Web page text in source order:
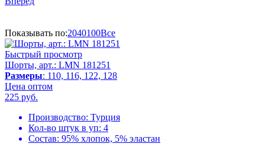
Показывать по:2040100Все
Быстрый просмотр
Шорты, арт.: LMN 181251
Размеры: 110, 116, 122, 128
Цена оптом
225 руб.
Производство: Турция
Кол-во штук в уп: 4
Состав: 95% хлопок, 5% эластан